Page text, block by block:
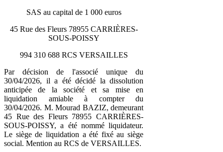
SAS au capital de 1 000 euros
45 Rue des Fleurs 78955 CARRIÈRES-
SOUS-POISSY
994 310 688 RCS VERSAILLES
Par décision de l'associé unique du
30/04/2026, il a été décidé la dissolution
anticipée de la société et sa mise en
liquidation amiable à compter du
30/04/2026. M. Mourad BAZIZ, demeurant
45 Rue des Fleurs 78955 CARRIÈRES-
SOUS-POISSY, a été nommé liquidateur.
Le siège de liquidation a été fixé au siège
social. Mention au RCS de VERSAILLES.